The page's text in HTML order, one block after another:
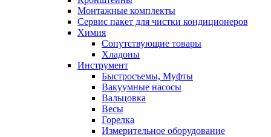
Монтажные комплекты
Сервис пакет для чистки кондиционеров
Химия
Сопутствующие товары
Хладоны
Инструмент
Быстросъемы, Муфты
Вакуумные насосы
Вальцовка
Весы
Горелка
Измерительное оборудование